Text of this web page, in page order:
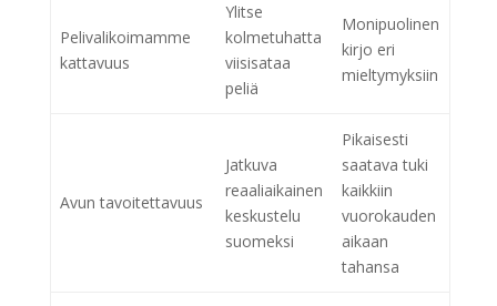
Pelivalikoimamme
kattavuus
Ylitse
kolmetuhatta
viisisataa
peliä
Monipuolinen
kirjo eri
mieltymyksiin
Avun tavoitettavuus
Jatkuva
reaaliaikainen
keskustelu
suomeksi
Pikaisesti
saatava tuki
kaikkiin
vuorokauden
aikaan
tahansa